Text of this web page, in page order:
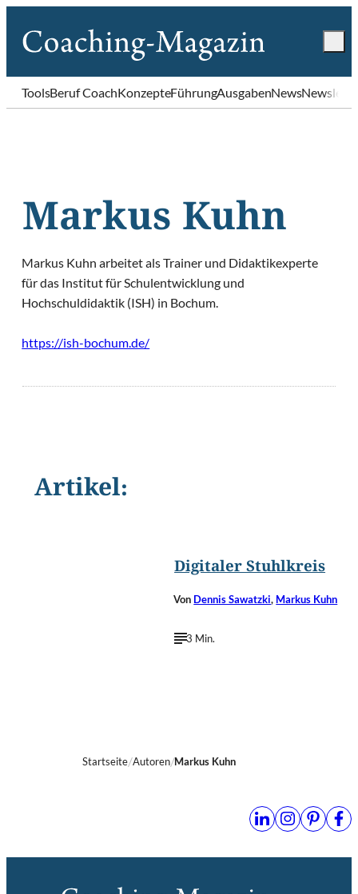
ToolsBeruf CoachKonzepteFührungAusgabenNews
Markus Kuhn
Markus Kuhn arbeitet als Trainer und Didaktikexperte
für das Institut für Schulentwicklung und
Hochschuldidaktik (ISH) in Bochum.
https://ish-bochum.de/
Artikel:
Digitaler Stuhlkreis
Von Dennis Sawatzki, Markus Kuhn
3 Min.
Startseite Autoren Markus Kuhn